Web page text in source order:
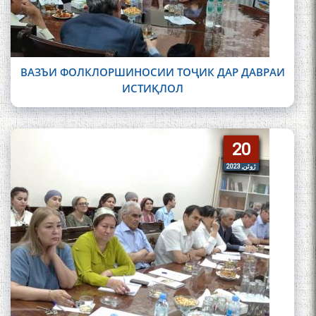
ВАЗЪИ ФОЛКЛОРШИНОСИИ ТОҶИК ДАР ДАВРАИ
ИСТИҚЛОЛ
20
20
ژوئن, 2023